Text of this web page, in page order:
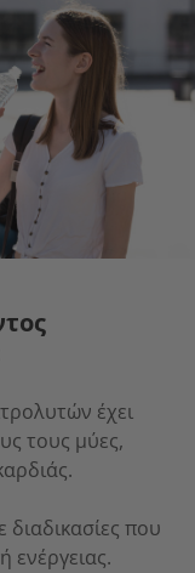
έχει
τους μύες,
που
ενέργειας.